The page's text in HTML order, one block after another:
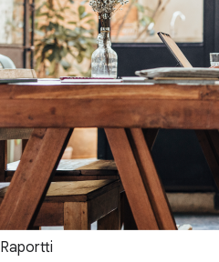
Raportti